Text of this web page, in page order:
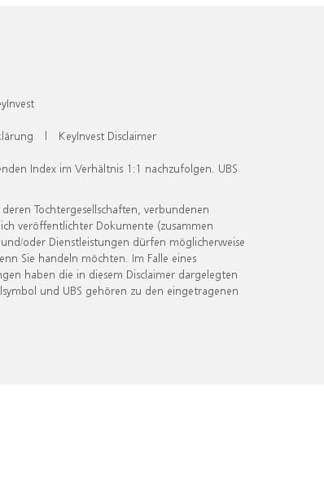
| KeyInvest Disclaimer
Index im Verhältnis 1:1 nachzufolgen. UBS
Tochtergesellschaften, verbundenen
veröffentlichter Dokumente (zusammen
oder Dienstleistungen dürfen möglicherweise
Sie handeln möchten. Im Falle eines
haben die in diesem Disclaimer dargelegten
und UBS gehören zu den eingetragenen